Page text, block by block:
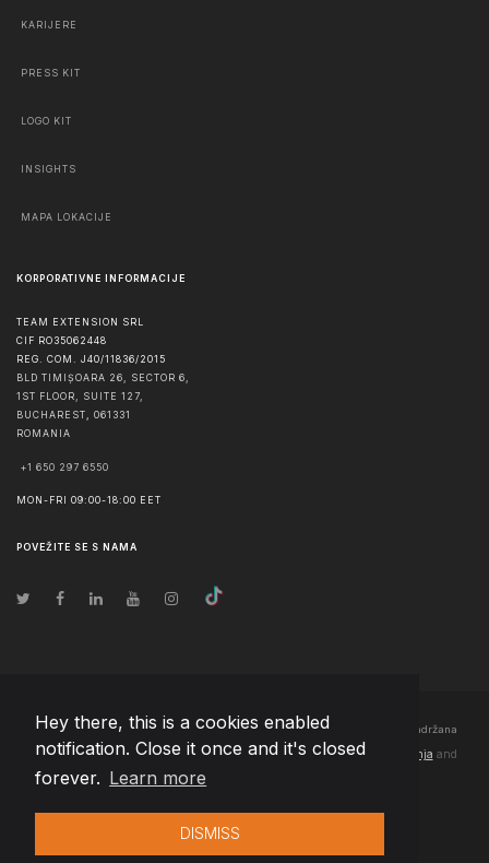
Hey there, this is a cookies enabled
notification. Close it once and it's closed
forever. Learn more
DISMISS
KARIJERE
PRESS KIT
LOGO KIT
INSIGHTS
MAPA LOKACIJE
KORPORATIVNE INFORMACIJE
TEAM EXTENSION SRL
CIF RO35062448
REG. COM. J40/11836/2015
BLD TIMIȘOARA 26, SECTOR 6,
1ST FLOOR, SUITE 127,
BUCHAREST
061331
ROMANIA
+1 650 297 6550
MON-FRI 09:00-18:00 EET
POVEŽITE SE S NAMA
© Autorska prava 2026 Team Extension Bosnia Herzegovina - Sva prava zadržana
Changelog● Korišćenjem ove stranice slažete se sa našimPravila korištenja and
Politika privatnosti